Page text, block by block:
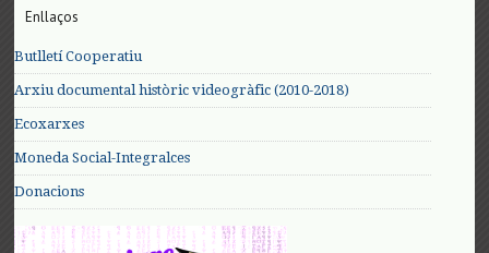
Enllaços
Butlletí Cooperatiu
Arxiu documental històric videogràfic (2010-2018)
Ecoxarxes
Moneda Social-Integralces
Donacions